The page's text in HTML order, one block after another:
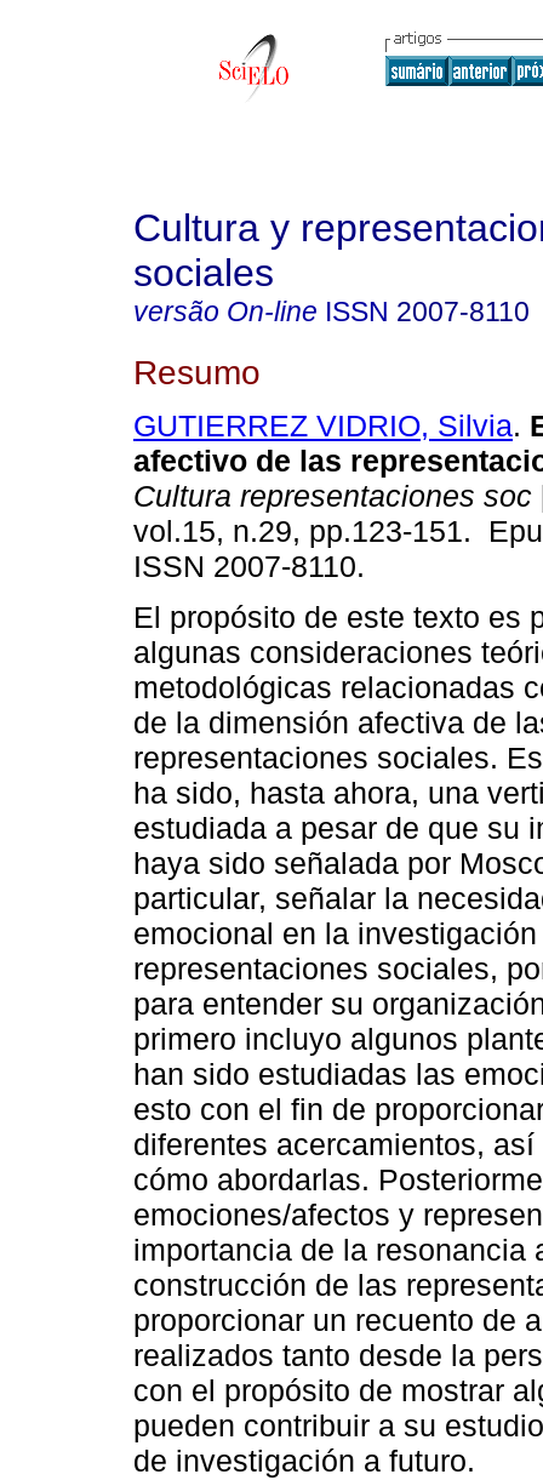
Cultura y
sociales
versão On-line ISSN 2007-8110
Resumo
GUTIERREZ VIDRIO, Silvia.
afectivo de las
Cultura representaciones soc
vol.15, n.29, pp.123-151.
ISSN 2007-8110.
El propósito de este texto es
algunas consideraciones
metodológicas relacionadas
de la dimensión afectiva de
representaciones sociales.
ha sido, hasta ahora, una
estudiada a pesar de que su
haya sido señalada por
particular, señalar la
emocional en la
representaciones sociales,
para entender su
primero incluyo algunos
han sido estudiadas las
esto con el fin de
diferentes acercamientos,
cómo abordarlas.
emociones/afectos y
importancia de la resonancia
construcción de las
proporcionar un recuento de
realizados tanto desde la
con el propósito de mostrar
pueden contribuir a su
de investigación a futuro.